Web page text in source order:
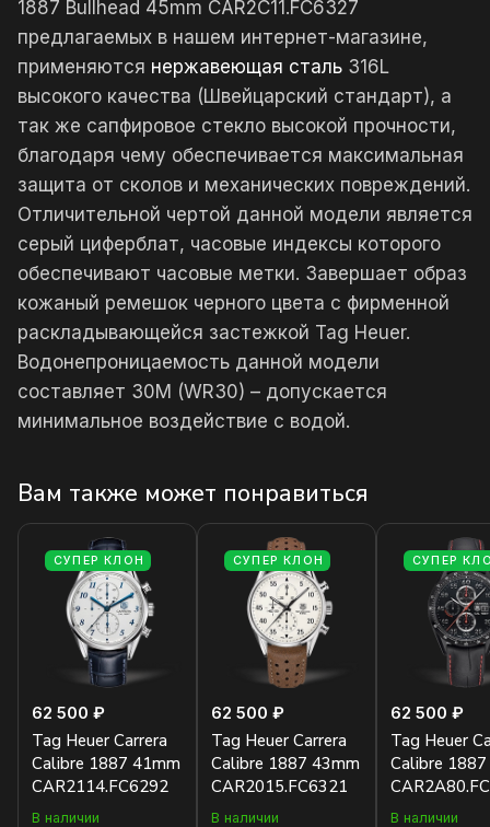
1887 Bullhead 45mm CAR2C11.FC6327
предлагаемых в нашем интернет-магазине,
применяются нержавеющая сталь 316L
высокого качества (Швейцарский стандарт), а
так же сапфировое стекло высокой прочности,
благодаря чему обеспечивается максимальная
защита от сколов и механических повреждений.
Отличительной чертой данной модели является
серый циферблат, часовые индексы которого
обеспечивают часовые метки. Завершает образ
кожаный ремешок черного цвета с фирменной
раскладывающейся застежкой Tag Heuer.
Водонепроницаемость данной модели
составляет 30М (WR30) – допускается
минимальное воздействие с водой.
Вам также может понравиться
СУПЕР КЛОН
62 500 ₽
Tag Heuer Carrera
Calibre 1887 41mm
CAR2114.FC6292
В наличии
СУПЕР КЛОН
62 500 ₽
Tag Heuer Carrera
Calibre 1887 43mm
CAR2015.FC6321
В наличии
СУПЕР
62 500 ₽
Tag Heuer
Calibre
В наличии